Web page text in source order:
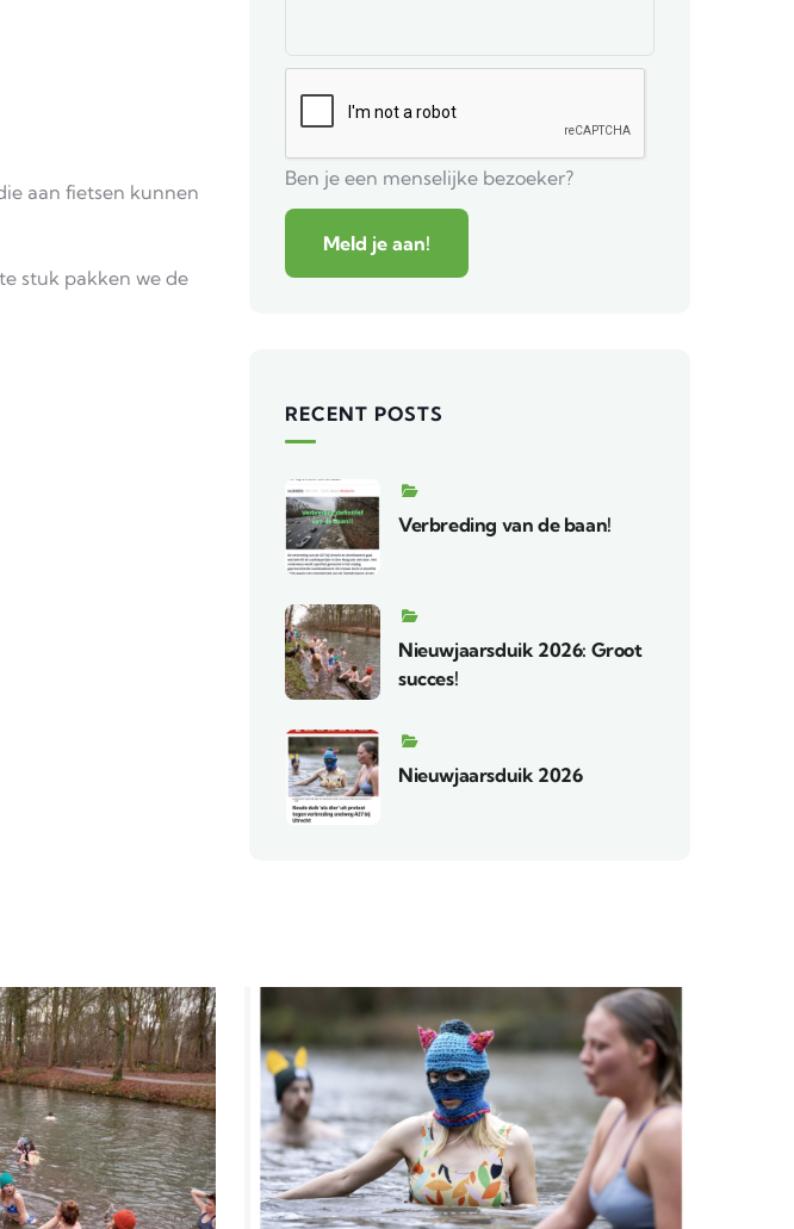
aan fietsen kunnen
stuk pakken we de
Ben je een menselijke bezoeker?
RECENT POSTS
Verbreding van de baan!
Nieuwjaarsduik 2026: Groot
succes!
Nieuwjaarsduik 2026